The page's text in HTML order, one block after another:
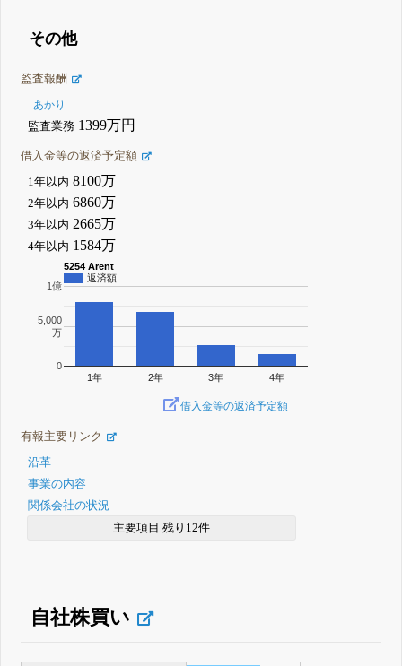
その他
監査報酬
あかり
監査業務 1399万円
借入金等の返済予定額
1年以内 8100万
2年以内 6860万
3年以内 2665万
4年以内 1584万
5254 Arent
返済額
1年 2年 3年 4年
0
5,000
万
1億
借入金等の返済予定額
有報主要リンク
沿革
事業の内容
関係会社の状況
主要項目 残り12件
自社株買い